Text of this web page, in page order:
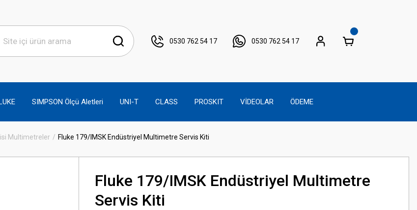
0530 762 54 17 0530 762 54 17
SIMPSON Ölçü Aletleri UNI-T CLASS PROSKIT VİDEOLAR ÖDEME
Multimetreler Fluke 179/IMSK Endüstriyel Multimetre Servis Kiti
Fluke 179/IMSK Endüstriyel Multimetre
Servis Kiti